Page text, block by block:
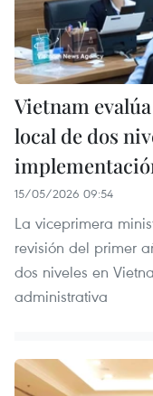
Vietnam
local de dos
15/05/2026 09:54
La viceprimera
revisión del primer
dos niveles en
administrativa